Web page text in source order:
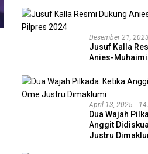
Desember 21, 2023
Jusuf Kalla
Anies-
April 13, 2025
Dua Wajah
Anggit
Justru